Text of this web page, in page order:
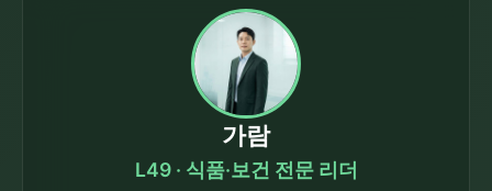
가람
L49 · 식품·보건 전문 리더